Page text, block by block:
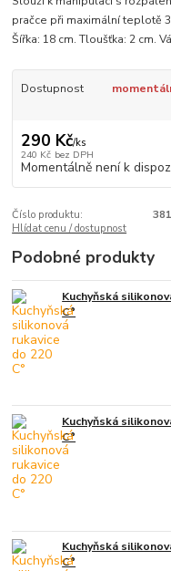
pračce při maximální teplotě
Šířka: 18 cm. Tloušťka: 2 cm.
Dostupnost
290 Kč/ks
240 Kč bez DPH
Momentálně není k
Číslo produktu:
Hlídat cenu / dostupnost
Podobné produkty
Kuchyňská
C°
Kuchyňská
C°
Kuchyňská
C°